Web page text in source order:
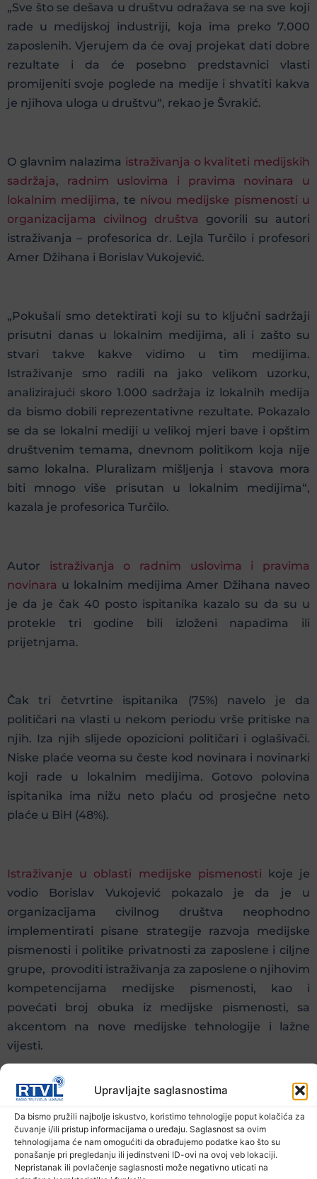
Upravljajte saglasnostima
Da bismo pružili najbolje iskustvo, koristimo tehnologije poput kolačića za
čuvanje i/ili pristup informacijama o uređaju. Saglasnost sa ovim
tehnologijama će nam omogućiti da obrađujemo podatke kao što su
ponašanje pri pregledanju ili jedinstveni ID-ovi na ovoj veb lokaciji.
Nepristanak ili povlačenje saglasnosti može negativno uticati na
„Sve što se dešava u društvu odražava se na sve koji
rade u medijskoj industriji, koja ima preko 7.000
zaposlenih. Vjerujem da će ovaj projekat dati dobre
rezultate i da će posebno predstavnici vlasti
promijeniti svoje poglede na medije i shvatiti kakva
je njihova uloga u društvu“, rekao je Švrakić.
O glavnim nalazima istraživanja o kvaliteti medijskih
sadržaja, radnim uslovima i pravima novinara u
lokalnim medijima, te nivou medijske pismenosti u
organizacijama civilnog društva
govorili su autori
istraživanja – profesorica dr. Lejla Turčilo i profesori
Amer Džihana i Borislav Vukojević.
„Pokušali smo detektirati koji su to ključni sadržaji
prisutni danas u lokalnim medijima, ali i zašto su
stvari takve kakve vidimo u tim medijima.
Istraživanje smo radili na jako velikom uzorku,
analizirajući skoro 1.000 sadržaja iz lokalnih medija
da bismo dobili reprezentativne rezultate. Pokazalo
se da se lokalni mediji u velikoj mjeri bave i opštim
društvenim temama, dnevnom politikom koja nije
samo lokalna. Pluralizam mišljenja i stavova mora
biti mnogo više prisutan u lokalnim medijima“,
kazala je profesorica Turčilo.
Autor istraživanja o radnim uslovima i pravima
novinara u lokalnim medijima Amer Džihana naveo
je da je čak 40 posto ispitanika kazalo su da su u
protekle tri godine bili izloženi napadima ili
prijetnjama.
Čak tri četvrtine ispitanika (75%) navelo je da
političari na vlasti u nekom periodu vrše pritiske na
njih. Iza njih slijede opozicioni političari i oglašivači.
Niske plaće veoma su česte kod novinara i novinarki
koji rade u lokalnim medijima. Gotovo polovina
ispitanika ima nižu neto plaću od prosječne neto
plaće u BiH (48%).
Istraživanje u oblasti medijske pismenosti koje je
vodio Borislav Vukojević pokazalo je da je u
organizacijama civilnog društva neophodno
implementirati pisane strategije razvoja medijske
pismenosti i politike privatnosti za zaposlene i ciljne
grupe, provoditi istraživanja za zaposlene o njihovim
kompetencijama medijske pismenosti, kao i
povećati broj obuka iz medijske pismenosti, sa
akcentom na nove medijske tehnologije i lažne
vijesti.
Na konferenciji su predstavnici lokalnih medija
diskutovali su o tome koliko bh. mediji poštuju
standarde profesije, principe nepristrasnosti i
pluralizma mišljenja, te kakvi su uvjeti rada u